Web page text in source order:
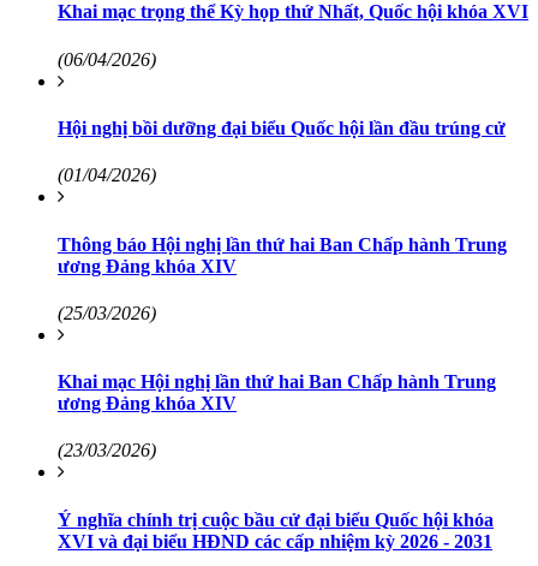
Khai mạc trọng thể Kỳ họp thứ Nhất, Quốc hội khóa XVI
(06/04/2026)
Hội nghị bồi dưỡng đại biểu Quốc hội lần đầu trúng cử
(01/04/2026)
Thông báo Hội nghị lần thứ hai Ban Chấp hành Trung
ương Đảng khóa XIV
(25/03/2026)
Khai mạc Hội nghị lần thứ hai Ban Chấp hành Trung
ương Đảng khóa XIV
(23/03/2026)
Ý nghĩa chính trị cuộc bầu cử đại biểu Quốc hội khóa
XVI và đại biểu HĐND các cấp nhiệm kỳ 2026 - 2031